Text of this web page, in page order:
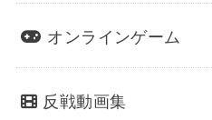
オンラインゲーム
反戦動画集